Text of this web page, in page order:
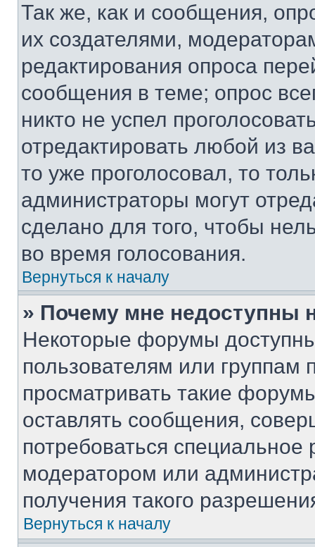
Так же, как и сообщения,
их создателями,
редактирования опроса
сообщения в теме; опрос
никто не успел
отредактировать любой из
то уже проголосовал, то
администраторы могут
сделано для того, чтобы
во время голосования.
Вернуться к началу
» Почему мне недоступны
Некоторые форумы
пользователям или группам
просматривать такие
оставлять сообщения,
потребоваться
модератором или
получения такого
Вернуться к началу